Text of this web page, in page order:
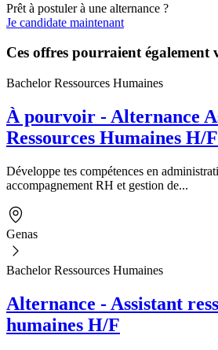
Prêt à postuler à une alternance ?
Je candidate maintenant
Ces offres pourraient également
Bachelor Ressources Humaines
À pourvoir - Alternance
Ressources Humaines H/
Développe tes compétences en
accompagnement RH et gestion de...
Genas
Bachelor Ressources Humaines
Alternance - Assistant
humaines H/F